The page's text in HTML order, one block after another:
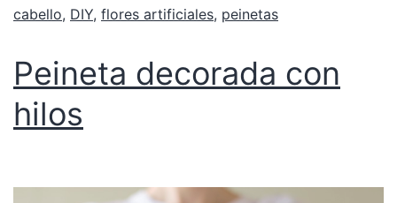
cabello, DIY, flores artificiales, peinetas
Peineta decorada con
hilos